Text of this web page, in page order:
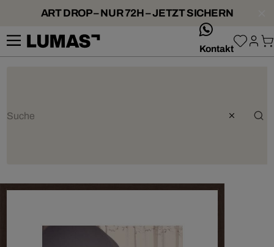
ART DROP – NUR 72H – JETZT SICHERN
Kontakt